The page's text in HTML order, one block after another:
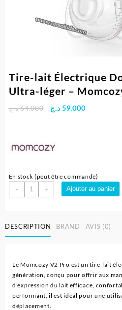
Tire-lait Électrique
Ultra-léger –
64.000 د.ج
Le
59.000 د.ج
Le
En stock (peut être commandé)
-
quantité
de
Électrique
Double
Ultra-
léger
-
Momcozy
+ Ajouter au panier
DESCRIPTION BRAND AVIS (0)
Le Momcozy V2 Pro est un tire-lait
génération, conçu pour offrir aux
d’expression du lait efficace,
performant, il est idéal pour une
déplacement.